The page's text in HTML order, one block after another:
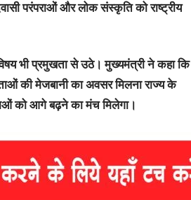
परंपराओं और लोक संस्कृति को राष्ट्रीय
भी प्रमुखता से उठे। मुख्यमंत्री ने कहा कि
की मेजबानी का अवसर मिलना राज्य के
को आगे बढ़ने का मंच मिलेगा।